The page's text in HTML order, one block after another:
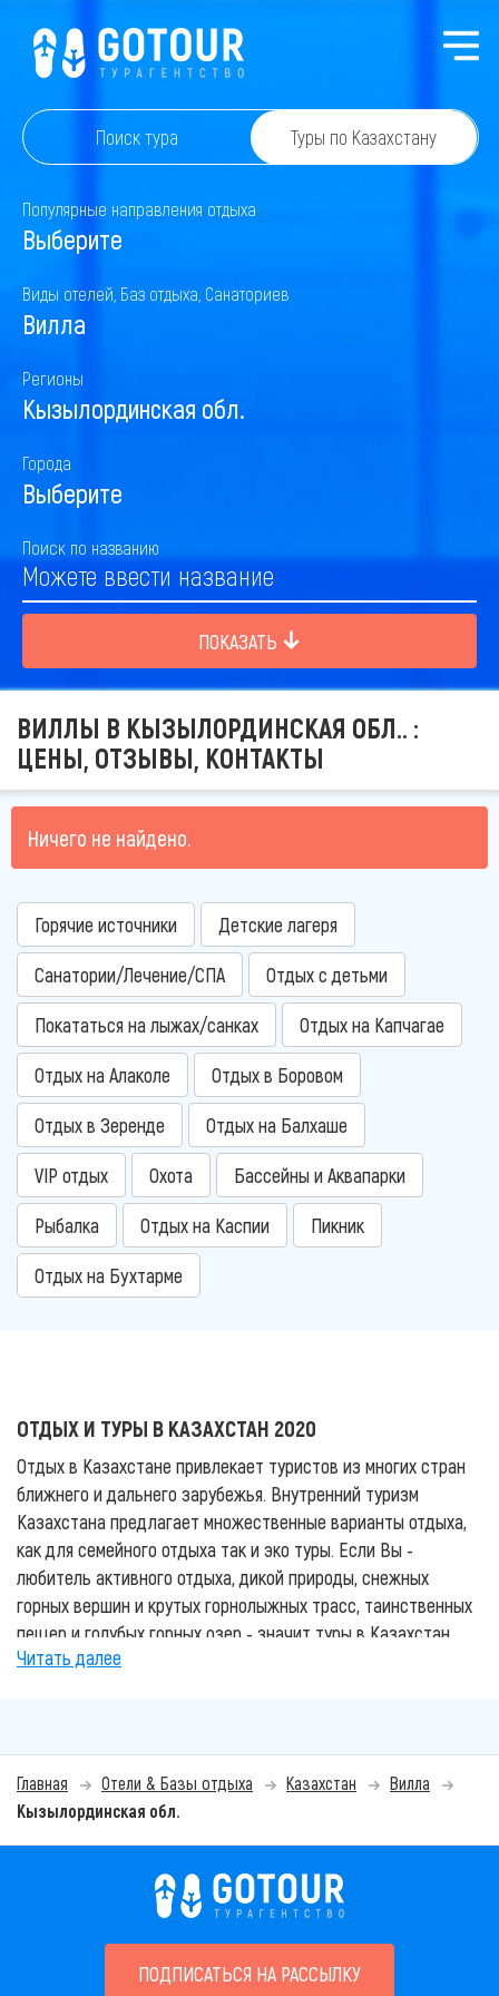
Поиск тура Туры по Казахстану
Популярные направления отдыха
Выберите
Виды отелей, Баз отдыха, Санаториев
Вилла
Регионы
Кызылординская обл.
Города
Выберите
Поиск по названию
ПОКАЗАТЬ
ВИЛЛЫ В КЫЗЫЛОРДИНСКАЯ ОБЛ.. :
ЦЕНЫ, ОТЗЫВЫ, КОНТАКТЫ
Ничего не найдено.
Горячие источники Детские лагеря
Санатории/Лечение/СПА Отдых с детьми
Покататься на лыжах/санках Отдых на Капчагае
Отдых на Алаколе Отдых в Боровом
Отдых в Зеренде Отдых на Балхаше
VIP отдых Охота Бассейны и Аквапарки
Рыбалка Отдых на Каспии Пикник
Отдых на Бухтарме
ОТДЫХ И ТУРЫ В КАЗАХСТАН 2020
Отдых в Казахстане привлекает туристов из многих стран
ближнего и дальнего зарубежья. Внутренний туризм
Казахстана предлагает множественные варианты отдыха,
как для семейного отдыха так и эко туры. Если Вы -
любитель активного отдыха, дикой природы, снежных
горных вершин и крутых горнолыжных трасс, таинственных
пещер и голубых горных озер - значит туры в Казахстан
Вас приятно удивят. Этот отдых не только зарядит вас
представлены на нашем сайте. Основные и популярные
направления отдыха в Казахстане: отдых на Алаколе,
Боровое, Горячие источники и другие. Вы также
можетевоспользоваться услугами наших
квалифицированных турагентовдля подбора и
бронирования своего отдыха. Мы знаем все о лучшем и
Всю красоту, историю и глубину традиций Казахского
Читать далее
Главная Отели & Базы отдыха Казахстан
Вилла
Кызылординская обл.
ПОДПИСАТЬСЯ НА РАССЫЛКУ